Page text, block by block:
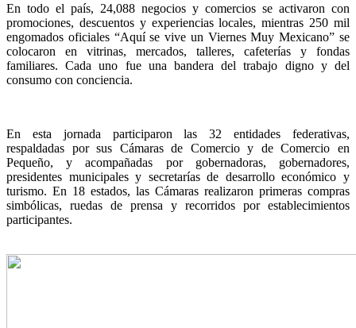
En todo el país, 24,088 negocios y comercios se activaron con
promociones, descuentos y experiencias locales, mientras 250 mil
engomados oficiales “Aquí se vive un Viernes Muy Mexicano” se
colocaron en vitrinas, mercados, talleres, cafeterías y fondas
familiares. Cada uno fue una bandera del trabajo digno y del
consumo con conciencia.
En esta jornada participaron las 32 entidades federativas,
respaldadas por sus Cámaras de Comercio y de Comercio en
Pequeño, y acompañadas por gobernadoras, gobernadores,
presidentes municipales y secretarías de desarrollo económico y
turismo. En 18 estados, las Cámaras realizaron primeras compras
simbólicas, ruedas de prensa y recorridos por establecimientos
participantes.